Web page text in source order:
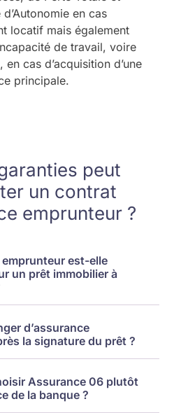
en cas
locatif mais également
de travail, voire
en cas d’acquisition d’une
principale.
peut
un contrat
emprunteur ?
emprunteur est-elle
un prêt immobilier à
d’assurance
la signature du prêt ?
Assurance 06 plutôt
de la banque ?